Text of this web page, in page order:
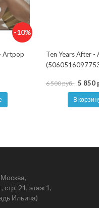
-10%
Artpop
Ten Years After -
6 500 руб. 5 850
В
21, этаж 1,
Ильича)